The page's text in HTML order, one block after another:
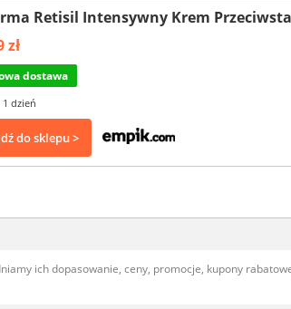
Retisil Intensywny Krem
zł
dostawa
1 dzień
do sklepu >
ich dopasowanie, ceny, promocje, kupony